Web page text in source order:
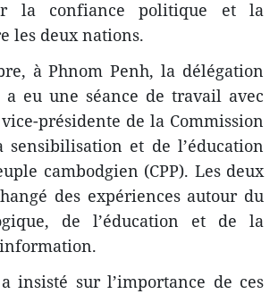
la confiance politique et la
les deux nations.
à Phnom Penh, la délégation
eu une séance de travail avec
présidente de la Commission
sensibilisation et de l’éducation
cambodgien (CPP). Les deux
des expériences autour du
de l’éducation et de la
insisté sur l’importance de ces